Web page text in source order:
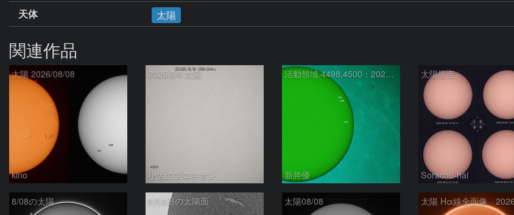
天体
太陽
関連作品
太陽 2026/08/08
kino
2026/8/8 太陽
小犬のプロキオン
活動領域 4498,4500：2026/08/08
新井優
太陽黒点
Sorachu-hai
8/08の太陽 8月8日の太陽面 太陽08/08